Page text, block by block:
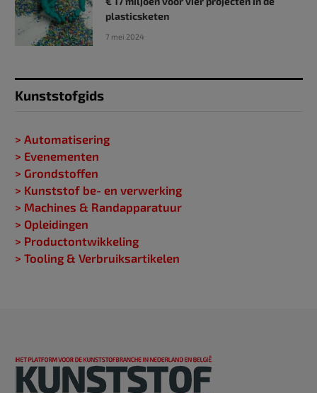
plasticsketen
7 mei 2024
Kunststofgids
> Automatisering
> Evenementen
> Grondstoffen
> Kunststof be- en verwerking
> Machines & Randapparatuur
> Opleidingen
> Productontwikkeling
> Tooling & Verbruiksartikelen